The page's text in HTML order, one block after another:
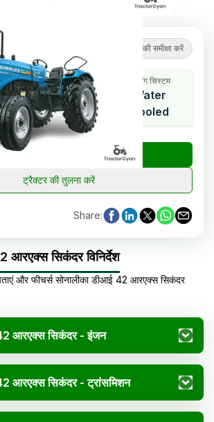
ट्रैक्टर की समीक्षा करें
सिलेंडर
3
कूलिंग सिस्टम
Water
Cooled
₹ट्रैक्टर की कीमत जांचें
ट्रैक्टर की तुलना करें
Share:
आरएक्स सिकंदर विनिर्देश
और फीचर्स सोनालीका डीआई 42 आरएक्स सिकंदर
आरएक्स सिकंदर - इंजन
आरएक्स सिकंदर - ट्रांसमिशन